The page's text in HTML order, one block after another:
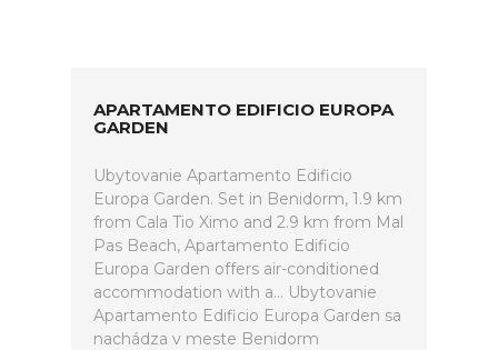
APARTAMENTO EDIFICIO EUROPA
GARDEN
Ubytovanie Apartamento Edificio
Europa Garden. Set in Benidorm, 1.9 km
from Cala Tio Ximo and 2.9 km from Mal
Pas Beach, Apartamento Edificio
Europa Garden offers air-conditioned
accommodation with a... Ubytovanie
Apartamento Edificio Europa Garden sa
nachádza v meste Benidorm